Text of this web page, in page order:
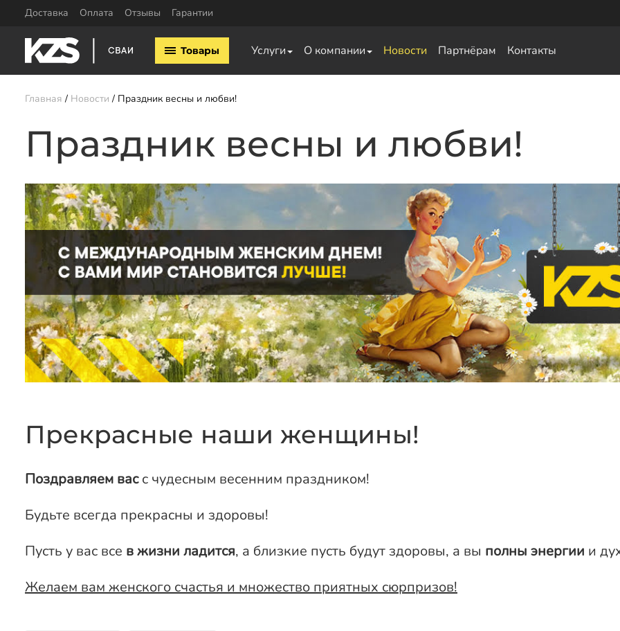
Доставка Оплата Отзывы Гарантии
Товары Услуги О компании Новости Партнёрам Контакты
Винтовые сваи 57мм
Винтовые сваи 108мм
Оголовки для винтовых свай
Заказать звонок
Главная Новости Праздник весны и любви!
Праздник весны и любви!
Прекрасные наши женщины!
Поздравляем васс чудесным весенним праздником!
Будьте всегда прекрасны и здоровы!
Пусть у вас все в жизни ладится, а близкие пусть будут здоровы, а вы полны энергии и
Желаем вам женского счастья и множество приятных сюрпризов!